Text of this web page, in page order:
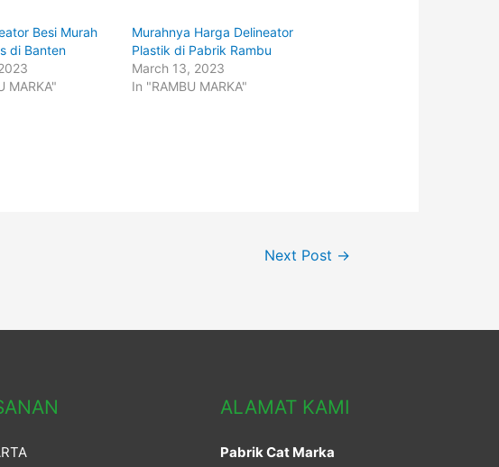
Besi Murah
di Banten
MARKA"
Murahnya Harga Delineator
Plastik di Pabrik Rambu
March 13, 2023
In "RAMBU MARKA"
Next Post →
ALAMAT KAMI
Pabrik Cat Marka